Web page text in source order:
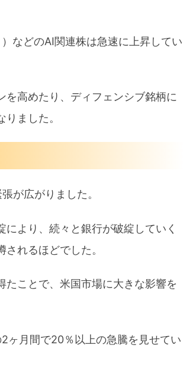
などのAI関連株は急速に上昇してい
を高めたり、ディフェンシブ銘柄に
ました。
が広がりました。
より、続々と銀行が破綻していく
れるほどでした。
たことで、米国市場に大きな影響を
ヶ月間で20％以上の急騰を見せてい